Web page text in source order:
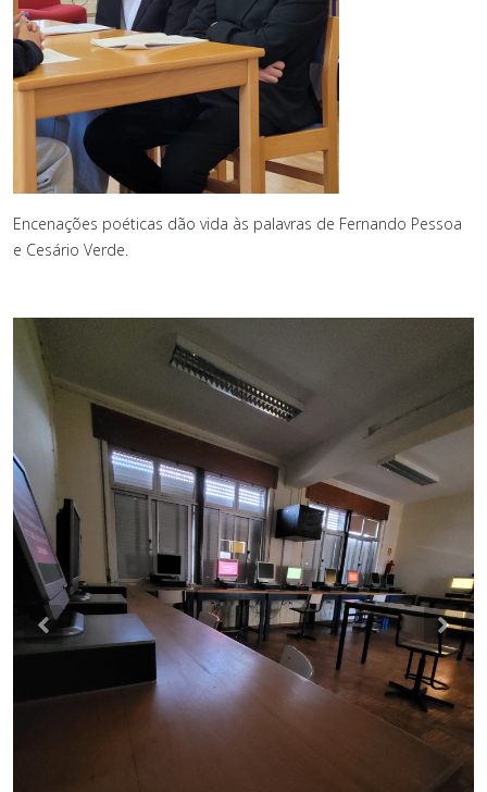
Encenações poéticas dão vida às palavras de Fernando Pessoa
e Cesário Verde.
Previous